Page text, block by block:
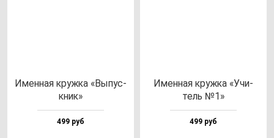
Имен­ная круж­ка «Выпус­
кник»
499 руб
Имен­ная круж­ка «Учи­
тель №1»
499 руб